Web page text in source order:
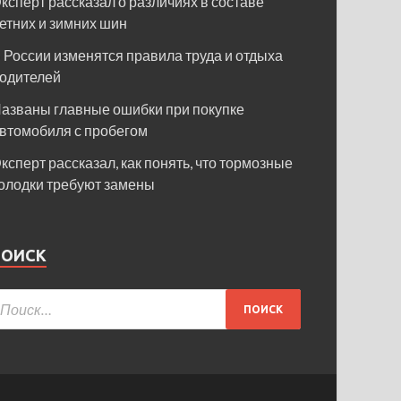
и зимних шин
России изменятся правила труда и отдыха
главные ошибки при покупке
с пробегом
рассказал, как понять, что тормозные
требуют замены